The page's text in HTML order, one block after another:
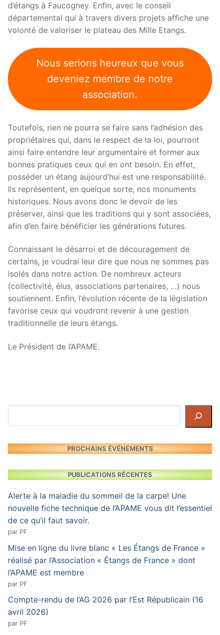
d’étangs à Faucogney. Enfin, avec le conseil
départemental qui à travers divers projets affiche une
volonté de valoriser le plateau des Mille Etangs.
Nous serions heureux que vous
deveniez membre de notre
association.
Toutefois, rien ne pourra se faire sans l’adhésion des
propriétaires qui, dans le respect de la loi, pourront
ainsi faire entendre leur argumentaire et former aux
bonnes pratiques ceux qui en ont besoin. En effet,
posséder un étang aujourd’hui est une responsabilité.
Ils représentent, en quelque sorte, nos monuments
historiques. Nous avons donc le devoir de les
préserver, ainsi que les traditions qui y sont associées,
afin d’en faire bénéficier les générations futures.
Connaissant le désarroi et de découragement de
certains, je voudrai leur dire que nous ne sommes pas
isolés dans notre action. De nombreux acteurs
(collectivité, élus, associations partenaires, …) nous
soutiennent. Enfin, l’évolution récente de la législation
favorise ceux qui voudront revenir à une gestion
traditionnelle de leurs étangs.
Le Président de l’APAME.
PROCHAINS ÉVÉNEMENTS
PUBLICATIONS RÉCENTES
Alerte à la maladie du sommeil de la carpe! Une
nouvelle fiche technique de l’APAME vous dit l’essentiel
de ce qu’il faut savoir.
par PF
Mise en ligne du livre blanc « Les Étangs de France »
réalisé par l’Association « Étangs de France » dont
l’APAME est membre
par PF
Compte-rendu de l’AG 2026 par l’Est Républicain (16
avril 2026)
par PF